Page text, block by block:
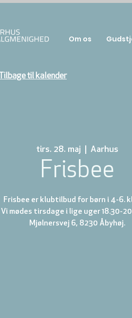
tirs. 28. maj Aarhus
Frisbee
Frisbee er klubtilbud for børn i 4-6.
Vi mødes tirsdage i lige uger 18.30-
Mjølnersvej 6, 8230 Åbyhøj.
Tilbage til kalender
Om os